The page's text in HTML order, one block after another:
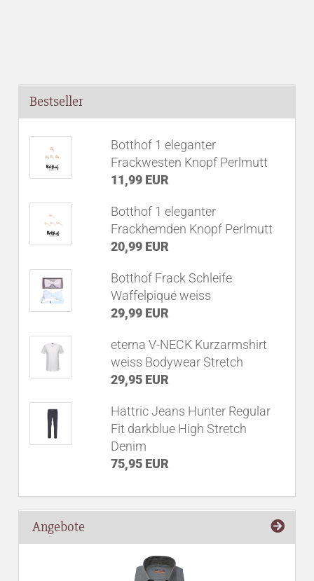
Bestseller
Botthof 1 eleganter
Frackwesten Knopf Perlmutt
11,99 EUR
Botthof 1 eleganter
Frackhemden Knopf Perlmutt
20,99 EUR
Botthof Frack Schleife
Waffelpiqué weiss
29,99 EUR
eterna V-NECK Kurzarmshirt
weiss Bodywear Stretch
29,95 EUR
Hattric Jeans Hunter Regular
Fit darkblue High Stretch
Denim
75,95 EUR
Angebote